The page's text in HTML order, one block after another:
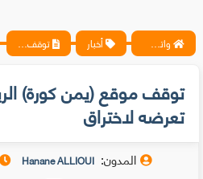
واتس آب ، فيسبوك ، أنترنت ، شروحات تقنية حصرية - المحترف أخبار توقف موقع (يمن كورة) الرياضي عن العمل بعد تعرضه لاختراق
توقف موقع (يمن كورة)
تعرضه لاختراق
المدون: Hanane ALLIOUI